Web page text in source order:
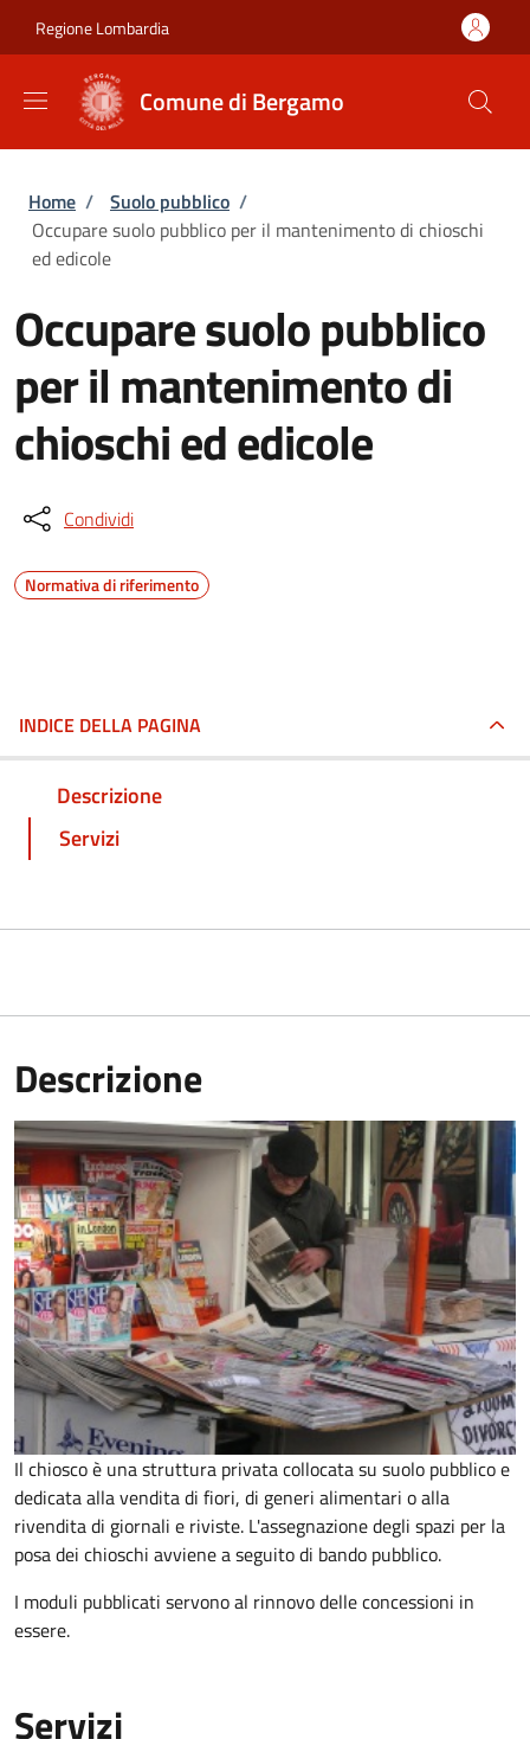
Regione Lombardia
Comune di Bergamo
Briciole di pane
Home / Suolo pubblico /
Occupare suolo pubblico per il mantenimento di chioschi
ed edicole
Occupare suolo pubblico
per il mantenimento di
chioschi ed edicole
Condividi
Normativa di riferimento
INDICE DELLA PAGINA
Descrizione
Servizi
Descrizione
Il chiosco è una struttura privata collocata su suolo pubblico e
dedicata alla vendita di fiori, di generi alimentari o alla
rivendita di giornali e riviste. L'assegnazione degli spazi per la
posa dei chioschi avviene a seguito di bando pubblico.
I moduli pubblicati servono al rinnovo delle concessioni in
essere.
Servizi